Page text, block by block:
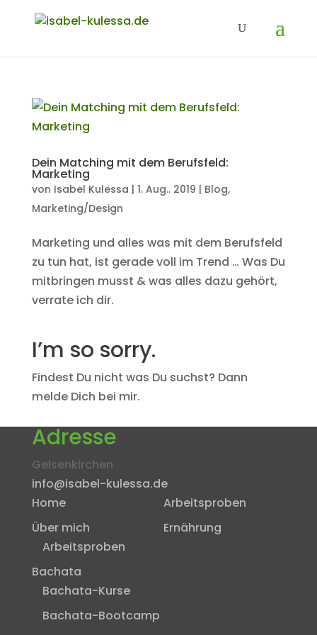
Dein Matching mit dem Berufsfeld:
Marketing
von Isabel Kulessa | 1. Aug.. 2019 | Blog,
Marketing/Design
Marketing und alles was mit dem Berufsfeld
zu tun hat, ist gerade voll im Trend … Was Du
mitbringen musst & was alles dazu gehört,
verrate ich dir.
I’m so sorry.
Findest Du nicht was Du suchst? Dann
melde Dich bei mir.
Adresse
Gelsenkirchen
info@isabel-kulessa.de
Home
Über mich
Arbeitsproben
Bachata
Bachata-Kurse
Bachata-Bootcamp
Arbeitsproben
Ernährung